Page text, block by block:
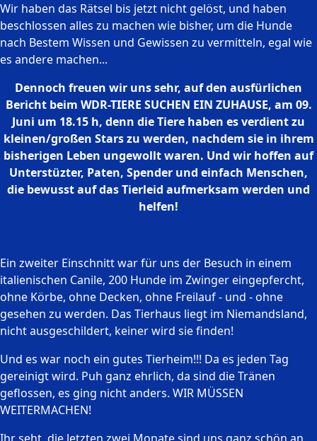
Wir haben das Rätsel bis jetzt nicht gelöst, und haben
beschlossen alles zu machen wie bisher, um die Hunde
nach Bestem Wissen und Gewissen zu vermitteln, egal wie
es andere machen...
Dennoch freuen wir uns sehr, auf den ausfürlichen
Bericht beim WDR-TIERE SUCHEN EIN ZUHAUSE, am 09.
Juni um 18.15 h, denn die Tiere haben es verdient zu
kleinen/großen Stars zu werden, nachdem sie in ihrem
bisherigen Leben ungewollt waren. Und wir hoffen auf
Unterstüzter, Paten, Spender und einfach Menschen,
die bewusst auf das Tierleid aufmerksam werden und
helfen!
Ein zweiter Einschnitt war für uns der Besuch in einem
italienischen Canile, 200 Hunde im Zwinger eingepfercht,
ohne Körbe, ohne Decken, ohne Freilauf - und - ohne
gesehen zu werden. Das Tierhaus liegt im Niemandsland,
nicht ausgeschildert, keiner wird sie finden!
Und es war noch ein gutes Tierheim!!! Da es jeden Tag
gereinigt wird. Puh ganz ehrlich, da sind die Tränen
geflossen, es ging nicht anders. WIR MÜSSEN
WEITERMACHEN!